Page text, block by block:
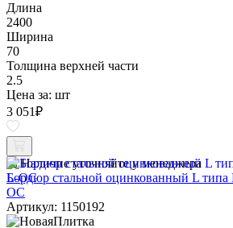
Длина
2400
Ширина
70
Толщина верхней части
2.5
Цена за: шт
3 051₽
Наличие уточняйте у менеджера
Бордюр стальной оцинкованный L
ОС
Артикул: 1150192